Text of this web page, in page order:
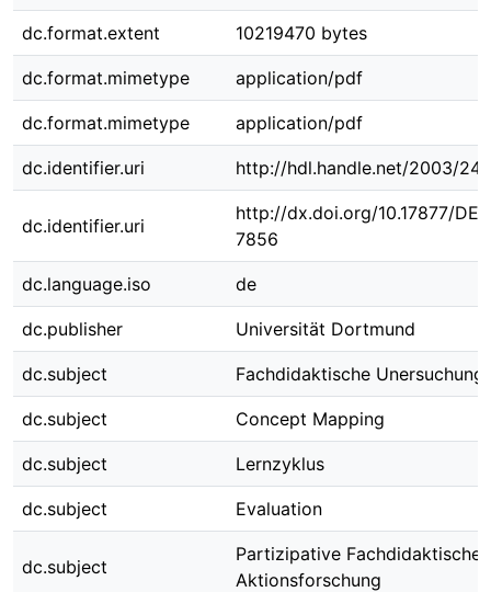
dc.format.extent 10219470 bytes
dc.format.mimetype application/pdf
dc.format.mimetype application/pdf
dc.identifier.uri http://hdl.handle.net/2003/
dc.identifier.uri
http://dx.doi.org/10.17877/
7856
dc.language.iso de
dc.publisher Universität Dortmund
dc.subject Fachdidaktische Unersuchung
dc.subject Concept Mapping
dc.subject Lernzyklus
dc.subject Evaluation
dc.subject
Partizipative Fachdidaktische
Aktionsforschung